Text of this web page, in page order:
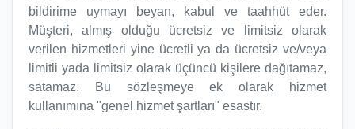
bildirime uymayı beyan, kabul ve taahhüt eder.
Müşteri, almış olduğu ücretsiz ve limitsiz olarak
verilen hizmetleri yine ücretli ya da ücretsiz ve/veya
limitli yada limitsiz olarak üçüncü kişilere dağıtamaz,
satamaz. Bu sözleşmeye ek olarak hizmet
kullanımına "genel hizmet şartları" esastır.